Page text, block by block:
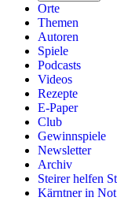
Orte
Themen
Autoren
Spiele
Podcasts
Videos
Rezepte
E-Paper
Club
Gewinnspiele
Newsletter
Archiv
Steirer helfen
Kärntner in Not